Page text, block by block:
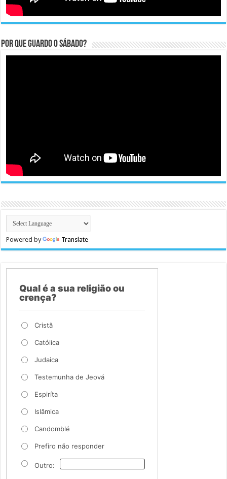
Por que guardo o Sábado?
Powered by Translate
Qual é a sua religião ou
crença?
Cristã
Católica
Judaica
Testemunha de Jeová
Espiríta
Islâmica
Candomblé
Prefiro não responder
Outro: